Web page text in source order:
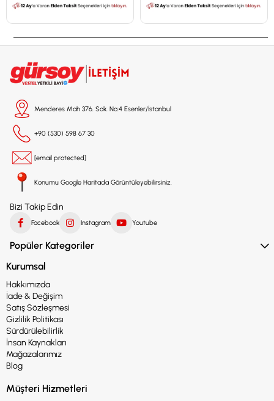
Menderes Mah 376. Sok. No:4 Esenler/İstanbul
+90 (530) 598 67 30
[email protected]
Konumu Google Haritada Görüntüleyebilirsiniz.
Bizi Takip Edin
Facebook Instagram Youtube
Popüler Kategoriler
Kurumsal
Hakkımızda
İade & Değişim
Satış Sözleşmesi
Gizlilik Politikası
Sürdürülebilirlik
İnsan Kaynakları
Mağazalarımız
Blog
Müşteri Hizmetleri